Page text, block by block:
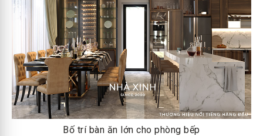
Bố trí bàn ăn lớn cho phòng bếp